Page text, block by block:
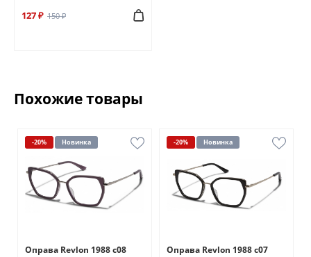
127 ₽ 150 ₽
Похожие товары
-20% Новинка
Оправа Revlon 1988 c08
-20% Новинка
Оправа Revlon 1988 c07